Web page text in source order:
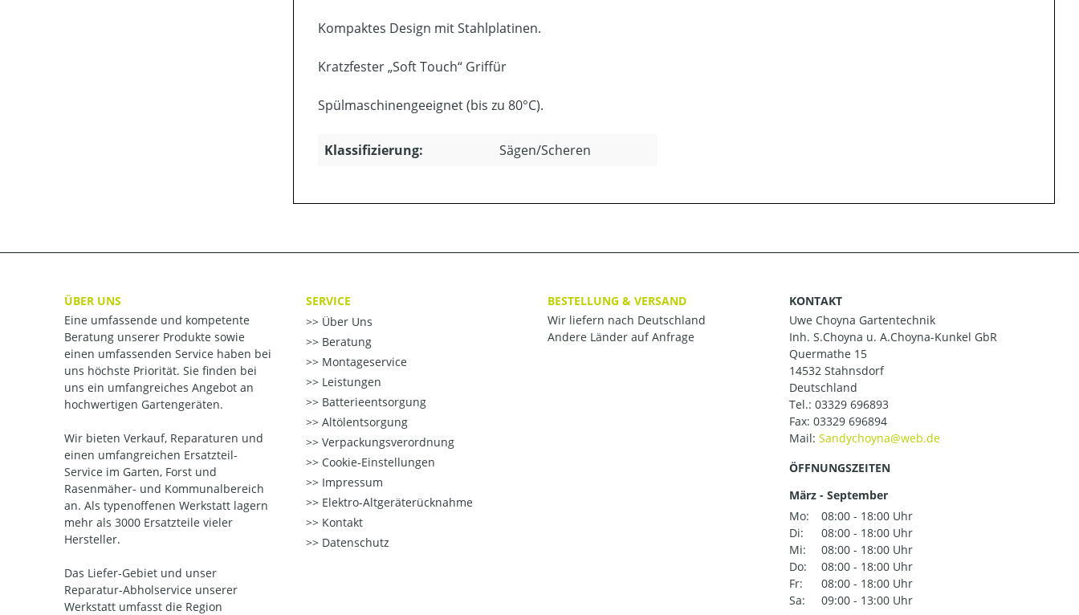
Kompaktes Design mit Stahlplatinen.
Kratzfester „Soft Touch“ Griffür
Spülmaschinengeeignet (bis zu 80°C).
Klassifizierung: Sägen/Scheren
ÜBER UNS
Eine umfassende und kompetente
Beratung unserer Produkte sowie
einen umfassenden Service haben bei
uns höchste Priorität. Sie finden bei
uns ein umfangreiches Angebot an
hochwertigen Gartengeräten.
Wir bieten Verkauf, Reparaturen und
einen umfangreichen Ersatzteil-
Service im Garten, Forst und
Rasenmäher- und Kommunalbereich
an. Als typenoffenen Werkstatt lagern
mehr als 3000 Ersatzteile vieler
Hersteller.
Das Liefer-Gebiet und unser
Reparatur-Abholservice unserer
Werkstatt umfasst die Region
SERVICE
Über Uns
Beratung
Montageservice
Leistungen
Batterieentsorgung
Altölentsorgung
Verpackungsverordnung
Cookie-Einstellungen
Impressum
Elektro-Altgeräterücknahme
Kontakt
Datenschutz
BESTELLUNG & VERSAND
Wir liefern nach Deutschland
Andere Länder auf Anfrage
KONTAKT
Uwe Choyna Gartentechnik
Inh. S.Choyna u. A.Choyna-Kunkel GbR
Quermathe 15
14532 Stahnsdorf
Deutschland
Tel.: 03329 696893
Fax: 03329 696894
Mail:
ÖFFNUNGSZEITEN
März - September
Mo:
08:00 - 18:00 Uhr
Di:
08:00 - 18:00 Uhr
Mi:
08:00 - 18:00 Uhr
Do:
08:00 - 18:00 Uhr
Fr:
08:00 - 18:00 Uhr
Sa:
09:00 - 13:00 Uhr